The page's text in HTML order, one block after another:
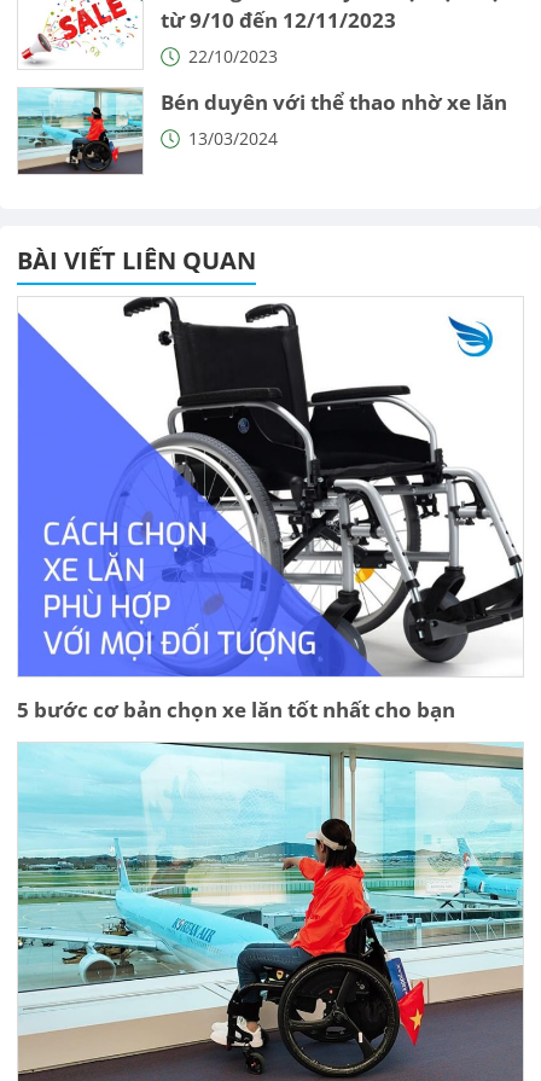
từ 9/10 đến 12/11/2023
22/10/2023
Bén duyên với thể thao nhờ xe lăn
13/03/2024
BÀI VIẾT LIÊN QUAN
5 bước cơ bản chọn xe lăn tốt nhất cho bạn